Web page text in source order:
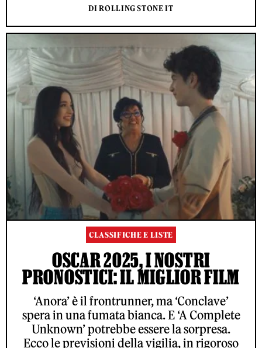
DI ROLLING STONE IT
CLASSIFICHE E LISTE
OSCAR 2025, I NOSTRI
PRONOSTICI: IL MIGLIOR FILM
‘Anora’ è il frontrunner, ma ‘Conclave’
spera in una fumata bianca. E ‘A Complete
Unknown’ potrebbe essere la sorpresa.
Ecco le previsioni della vigilia, in rigoroso